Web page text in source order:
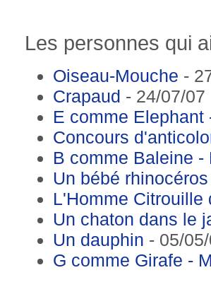
Les personnes qui
Oiseau-Mouche -
Crapaud - 24/07/07
E comme Elephant
Concours
B comme Baleine -
Un bébé rhinocéros
L'Homme Citrouille
Un chaton dans le
Un dauphin - 05/
G comme Girafe -